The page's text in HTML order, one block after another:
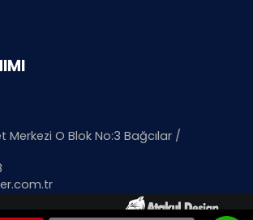
O Blok No:3 Bağcılar /